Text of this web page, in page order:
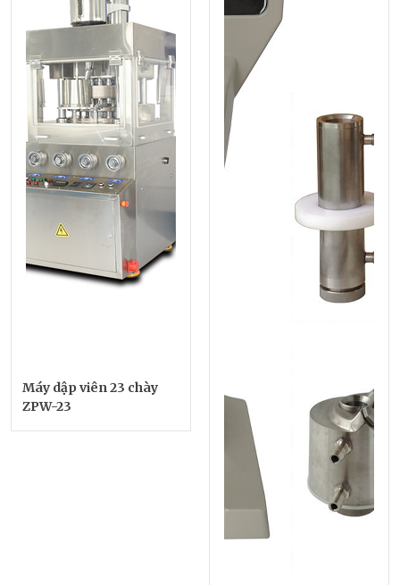
Máy dập viên 23 chày
ZPW-23